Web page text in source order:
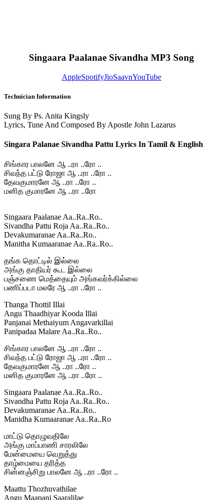
Singaara Paalanae Sivandha MP3 Song
AppleSpotifyJioSaavnYouTube
Technician Information
Sung By Ps. Anita Kingsly
Lyrics, Tune And Composed By Apostle John Lazarus
Singara Palanae Sivandha Pattu Lyrics In Tamil & English
சிங்கார பாலனே ஆ ..ரா ..ரோ ..
சிவந்த பட்டு ரோஜா ஆ ..ரா ..ரோ ..
தேவகுமாரனே ஆ ..ரா ..ரோ ..
மனித குமாரனே ஆ ..ரா ..ரோ
Singaara Paalanae Aa..Ra..Ro..
Sivandha Pattu Roja Aa..Ra..Ro..
Devakumaranae Aa..Ra..Ro..
Manitha Kumaaranae Aa..Ra..Ro..
தங்க தொட்டில் இல்லை
அங்கு தாதியர் கூட இல்லை
பஞ்சணை மெத்தையும் அங்கவர்க்கில்லை
பணிப்படா மலரே ஆ ..ரா ..ரோ ..
Thanga Thottil Illai
Angu Thaadhiyar Kooda Illai
Panjanai Methaiyum Angavarkillai
Panipadaa Malare Aa..Ra..Ro..
சிங்கார பாலனே ஆ ..ரா ..ரோ ..
சிவந்த பட்டு ரோஜா ஆ ..ரா ..ரோ ..
தேவகுமாரனே ஆ ..ரா ..ரோ ..
மனித குமாரனே ஆ ..ரா ..ரோ ..
Singaara Paalanae Aa..Ra..Ro..
Sivandha Pattu Roja Aa..Ra..Ro..
Devakumaranae Aa..Ra..Ro..
Manidha Kumaaranae Aa..Ra..Ro
மாட்டு தொழுவதிலே
அங்கு மாப்பாணி சாரலிலே
மேன்மையை வெறுத்து
தாழ்மையை தரித்த
சின்னஞ்சிறு பாலனே ஆ ..ரா ..ரோ ..
Maattu Thozhuvathilae
Angu Maapani Saaralilae